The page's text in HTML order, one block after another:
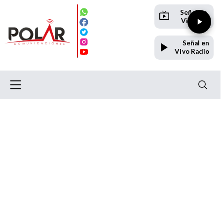
Señal en
Vivo TV
Señal en
Vivo Radio